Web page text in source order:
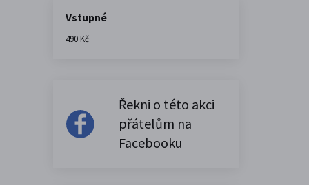
Vstupné
490 Kč
Řekni o této akci
přátelům na
Facebooku